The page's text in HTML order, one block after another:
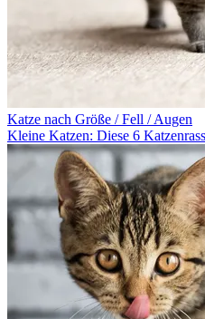
Katze nach Größe / Fell / Augen
Kleine Katzen: Diese 6